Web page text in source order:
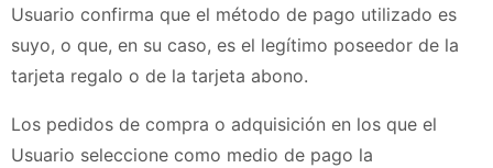
Usuario confirma que el método de pago utilizado es
suyo, o que, en su caso, es el legítimo poseedor de la
tarjeta regalo o de la tarjeta abono.
Los pedidos de compra o adquisición en los que el
Usuario seleccione como medio de pago la